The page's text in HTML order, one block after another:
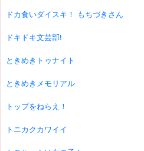
ドカ食いダイスキ！ もちづきさん
ドキドキ文芸部!
ときめきトゥナイト
ときめきメモリアル
トップをねらえ！
トニカクカワイイ